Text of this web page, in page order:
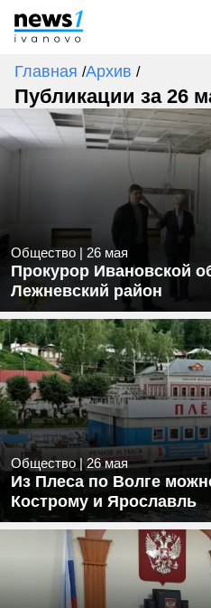
Главная /Архив /
Публикации за 26
Общество | 26 мая
Прокурор Ивановской
Лежневский район
Общество|26 мая
Из Плеса по Волге
Кострому и Ярославль